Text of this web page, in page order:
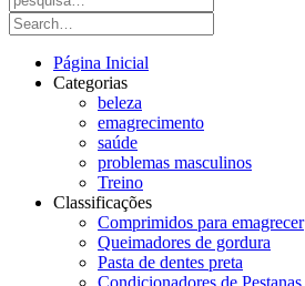
Página Inicial
Categorias
beleza
emagrecimento
saúde
problemas masculinos
Treino
Classificações
Comprimidos para emagrecer
Queimadores de gordura
Pasta de dentes preta
Condicionadores de Pestanas